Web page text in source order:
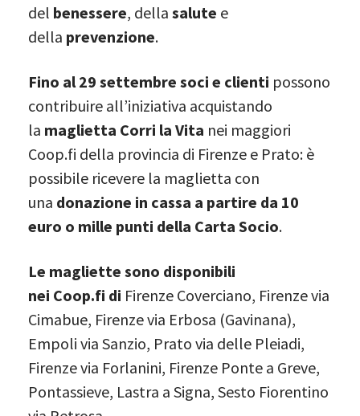
del benessere, della salute e
della prevenzione.
Fino al 29 settembre soci e clienti possono
contribuire all’iniziativa acquistando
la maglietta Corri la Vita nei maggiori
Coop.fi della provincia di Firenze e Prato: è
possibile ricevere la maglietta con
una donazione in cassa a partire da 10
euro o mille punti della Carta Socio.
Le magliette sono disponibili
nei Coop.fi di Firenze Coverciano, Firenze via
Cimabue, Firenze via Erbosa (Gavinana),
Empoli via Sanzio, Prato via delle Pleiadi,
Firenze via Forlanini, Firenze Ponte a Greve,
Pontassieve, Lastra a Signa, Sesto Fiorentino